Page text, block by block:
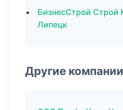
БизнесСтрой Строй
Липецк
Другие компании